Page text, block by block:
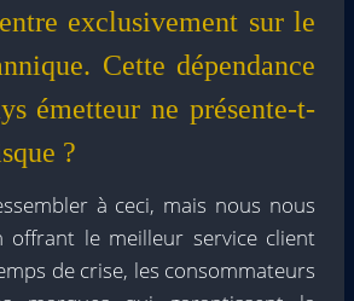
exclusivement sur le
Cette dépendance
émetteur ne présente-t-
?
à ceci, mais nous nous
offrant le meilleur service client
de crise, les consommateurs